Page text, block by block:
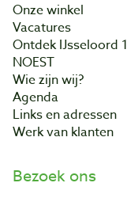
Onze winkel
Vacatures
Ontdek IJsseloord 1
NOEST
Wie zijn wij?
Agenda
Links en adressen
Werk van klanten
Bezoek ons